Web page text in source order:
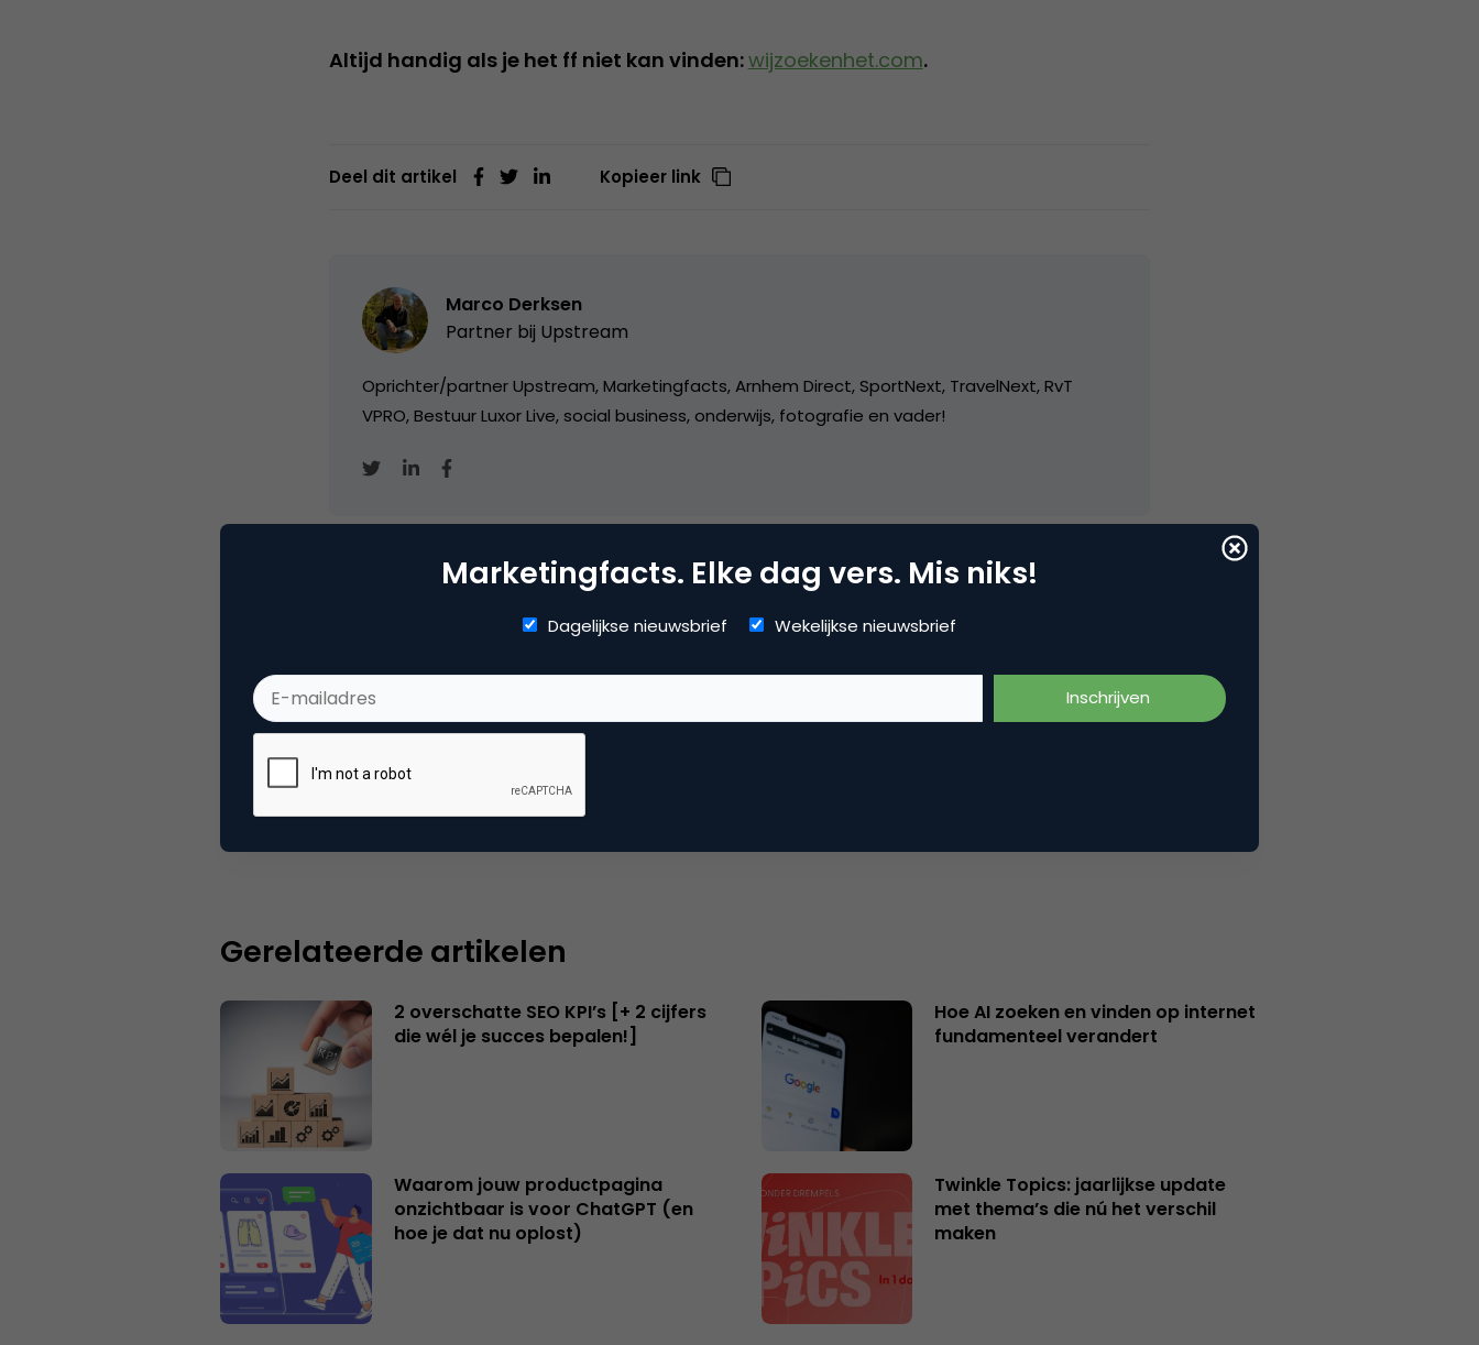
Altijd handig als je het ff niet kan vinden:wijzoekenhet.com.
Deel dit artikel Kopieer link
Marco Derksen
Partner bij Upstream
Oprichter/partner Upstream, Marketingfacts, Arnhem Direct, SportNext, TravelNext, RvT
VPRO, Bestuur Luxor Live, social business, onderwijs, fotografie en vader!
Search & Conversie
Plaats reactie
Gerelateerde artikelen
2 overschatte SEO KPI’s [+ 2 cijfers
die wél je succes bepalen!]
Hoe AI zoeken en vinden op internet
fundamenteel verandert
Waarom jouw productpagina
onzichtbaar is voor ChatGPT (en
hoe je dat nu oplost)
Twinkle Topics: jaarlijkse update
met thema’s die nú het verschil
maken
Marketingfacts. Elke dag vers. Mis niks!
Dagelijkse nieuwsbrief Wekelijkse nieuwsbrief